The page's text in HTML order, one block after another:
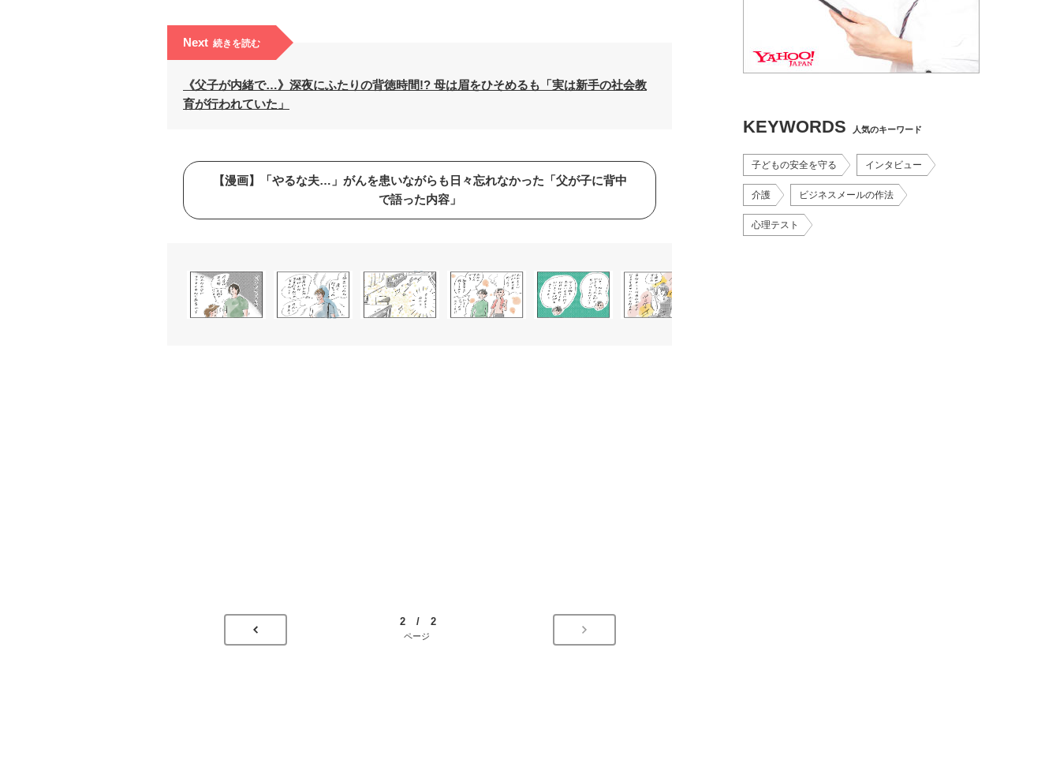
Next 続きを読む
《父子が内緒で…》深夜にふたりの背徳時間!? 母は眉をひそめるも「実は新手の社会教
育が行われていた」
【漫画】「やるな夫…」がんを患いながらも日々忘れなかった「父が子に背中
で語った内容」
2 / 2
ページ
KEYWORDS 人気のキーワード
子どもの安全を守る インタビュー
介護 ビジネスメールの作法
心理テスト